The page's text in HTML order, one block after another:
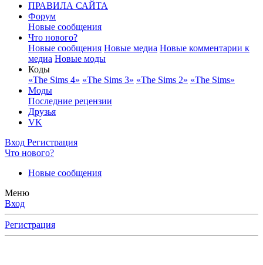
ПРАВИЛА САЙТА
Форум
Новые сообщения
Что нового?
Новые сообщения Новые медиа Новые комментарии к
медиа Новые моды
Коды
«The Sims 4» «The Sims 3» «The Sims 2» «The Sims»
Моды
Последние рецензии
Друзья
VK
Вход Регистрация
Что нового?
Новые сообщения
Меню
Вход
Регистрация